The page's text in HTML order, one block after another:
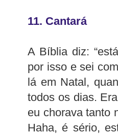
11. Cantará
A Bíblia diz:
por isso e sei
lá em Natal,
todos os dias.
eu chorava tanto
Haha, é sério,